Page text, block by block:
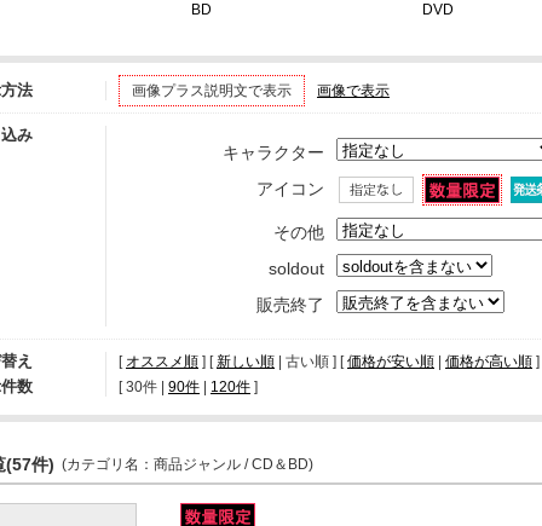
BD DVD
法 画像プラス説明文で表示 画像で表示
み
キャラクター
アイコン
その他
soldout
販売終了
え [ オススメ順 ] [新しい順 | 古い順 ] [価格が安い順 価格が高い順
数 [ 30件 90件 120件 ]
(57件) (カテゴリ名：商品ジャンル / CD＆BD)